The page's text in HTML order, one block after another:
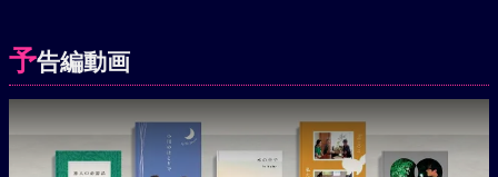
予告編動画